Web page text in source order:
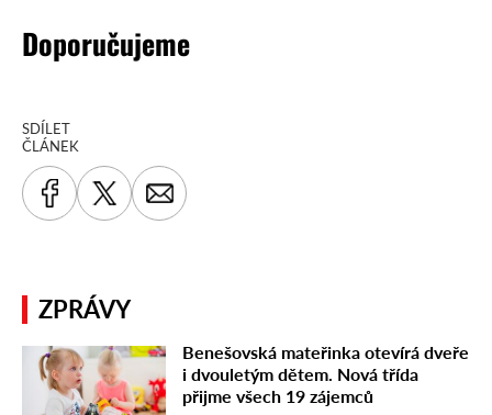
SDÍLET
ČLÁNEK
Doporučujeme
ZPRÁVY
Benešovská mateřinka otevírá dveře
i dvouletým dětem. Nová třída
přijme všech 19 zájemců